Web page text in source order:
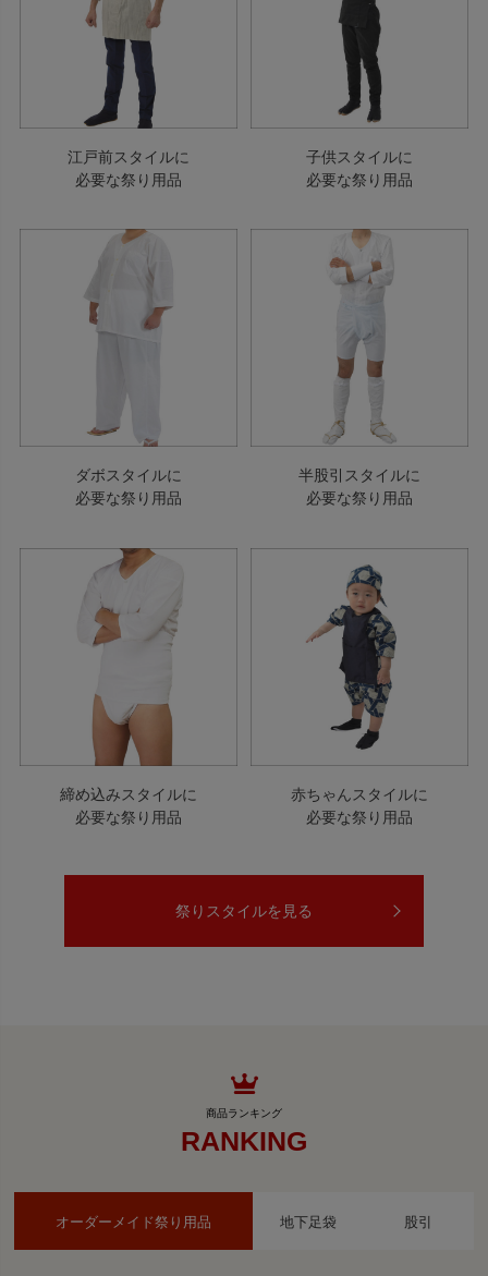
江戸前スタイルに
必要な祭り用品
子供スタイルに
必要な祭り用品
ダボスタイルに
必要な祭り用品
半股引スタイルに
必要な祭り用品
締め込みスタイルに
必要な祭り用品
赤ちゃんスタイルに
必要な祭り用品
祭りスタイルを見る
RANKING
オーダーメイド祭り用品 地下足袋 股引